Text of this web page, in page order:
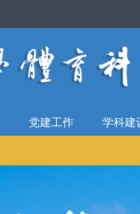
党建工作 学科建